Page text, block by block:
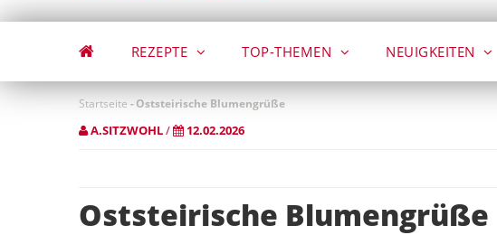
REZEPTE TOP-THEMEN NEUIGKEITEN
Startseite -Oststeirische Blumengrüße
A.SITZWOHL/ 12.02.2026
Oststeirische Blumengrüße